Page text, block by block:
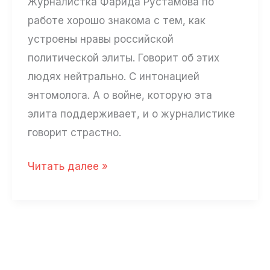
работе хорошо знакома с тем, как
устроены нравы российской
политической элиты. Говорит об этих
людях нейтрально. С интонацией
энтомолога. А о войне, которую эта
элита поддерживает, и о журналистике
говорит страстно.
Фарида
Читать далее »